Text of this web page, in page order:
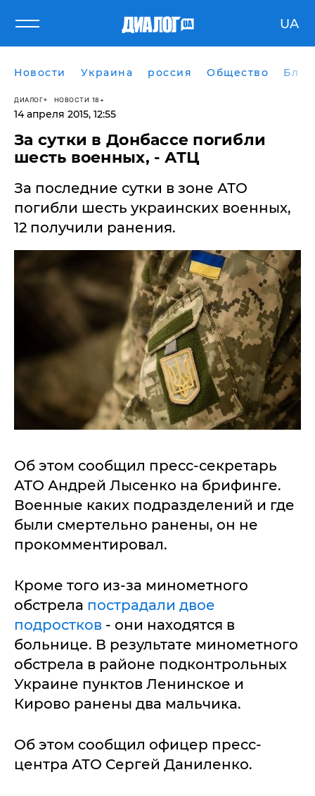
UA
Новости Украина россия Общество
ДИАЛОГ НОВОСТИ 18+
14 апреля 2015, 12:55
​За сутки в Донбассе погибли
шесть военных, - АТЦ
За последние сутки в зоне АТО
погибли шесть украинских военных,
12 получили ранения.
Об этом сообщил пресс-секретарь
АТО Андрей Лысенко на брифинге.
Военные каких подразделений и где
были смертельно ранены, он не
прокомментировал.
Кроме того из-за минометного
обстрела пострадали двое
подростков - они находятся в
больнице. В результате минометного
обстрела в районе подконтрольных
Украине пунктов Ленинское и
Кирово ранены два мальчика.
Об этом сообщил офицер пресс-
центра АТО Сергей Даниленко.